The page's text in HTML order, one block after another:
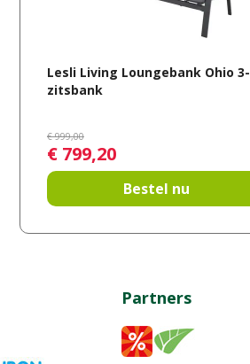
Lesli Living Loungebank Ohio 3-
zitsbank
€ 999,00
€ 799,20
Bestel nu
Partners